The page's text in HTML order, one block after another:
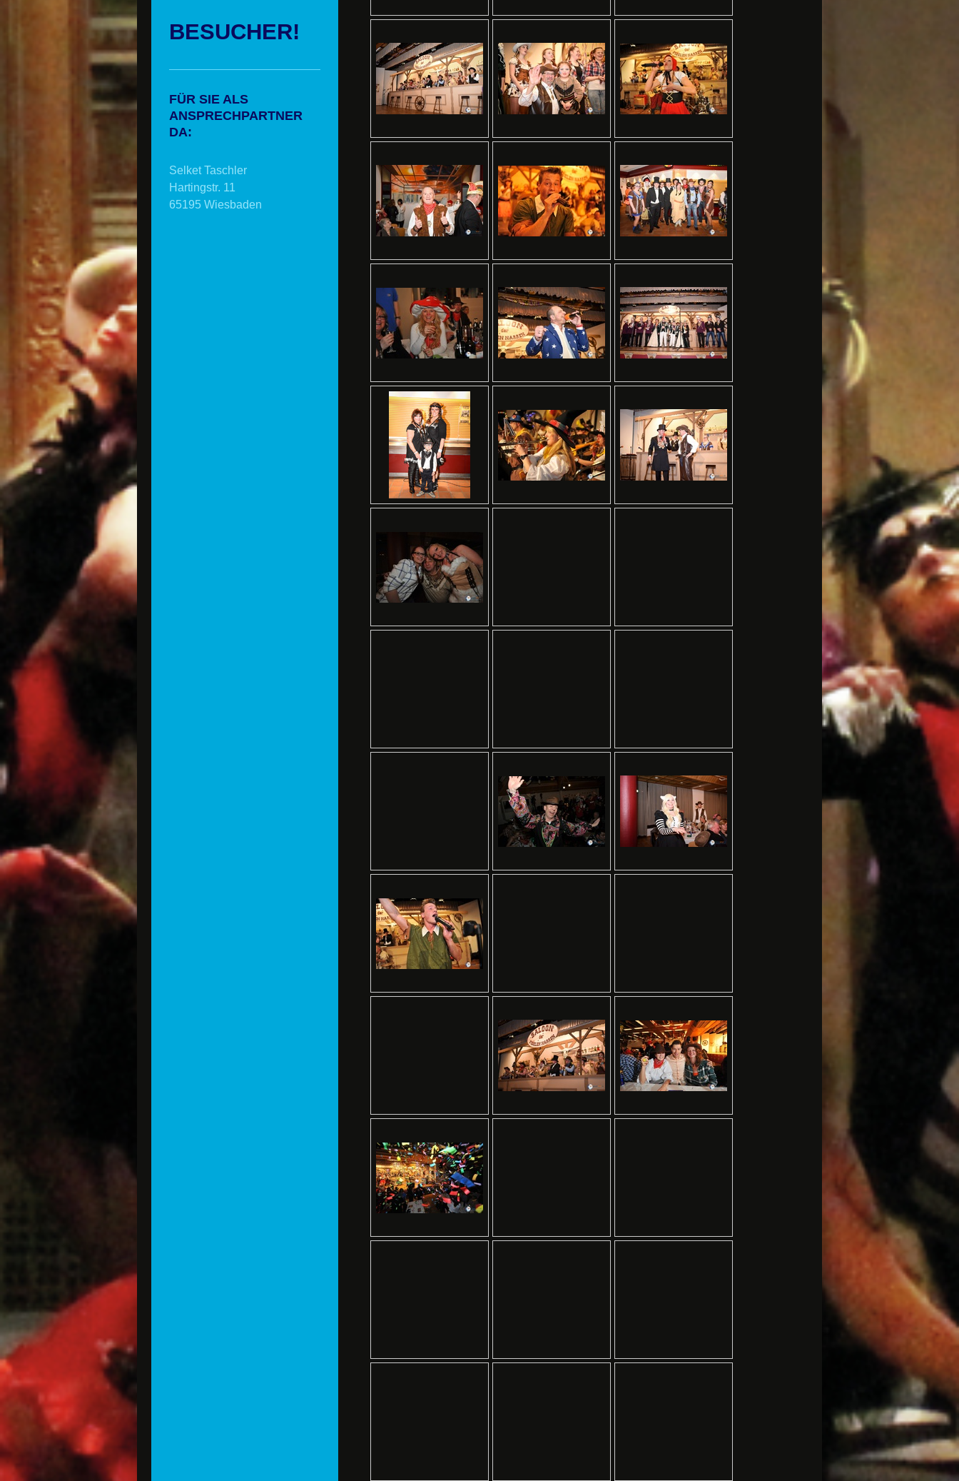
BESUCHER!
FÜR SIE ALS
ANSPRECHPARTNER
DA:
Selket Taschler
Hartingstr. 11
65195 Wiesbaden